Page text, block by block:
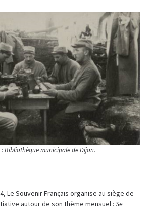
: Bibliothèque municipale de Dijon.
Le Souvenir Français organise au siège de
autour de son thème mensuel : Se